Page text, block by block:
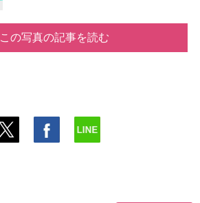
この写真の記事を読む